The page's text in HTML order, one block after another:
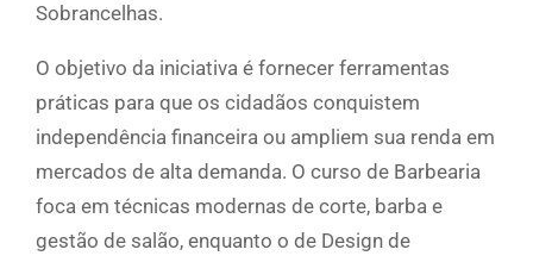
Sobrancelhas.
O objetivo da iniciativa é fornecer ferramentas
práticas para que os cidadãos conquistem
independência financeira ou ampliem sua renda em
mercados de alta demanda. O curso de Barbearia
foca em técnicas modernas de corte, barba e
gestão de salão, enquanto o de Design de